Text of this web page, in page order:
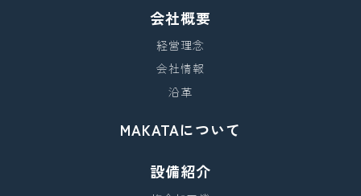
会社概要
経営理念
会社情報
沿革
MAKATAについて
設備紹介